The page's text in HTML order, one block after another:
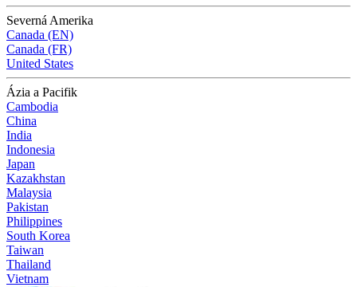
Severná Amerika
Canada (EN)
Canada (FR)
United States
Ázia a Pacifik
Cambodia
China
India
Indonesia
Japan
Kazakhstan
Malaysia
Pakistan
Philippines
South Korea
Taiwan
Thailand
Vietnam